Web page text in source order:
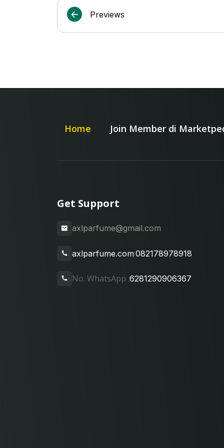
Previews
Home Join Member di
Get Support
axlparfume@gmail.com
axlparfume.com:082178978918
No. WhatsApp :6281290906367